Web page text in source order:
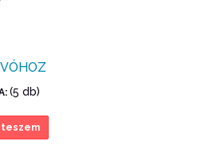
(5 db)
teszem